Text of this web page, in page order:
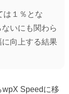
は１％とな
いにも関わら
向上する結果
Speedに移